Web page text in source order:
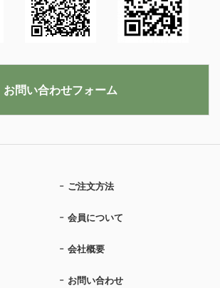
ご注文方法
会員について
会社概要
お問い合わせ
お問い合わせフォーム